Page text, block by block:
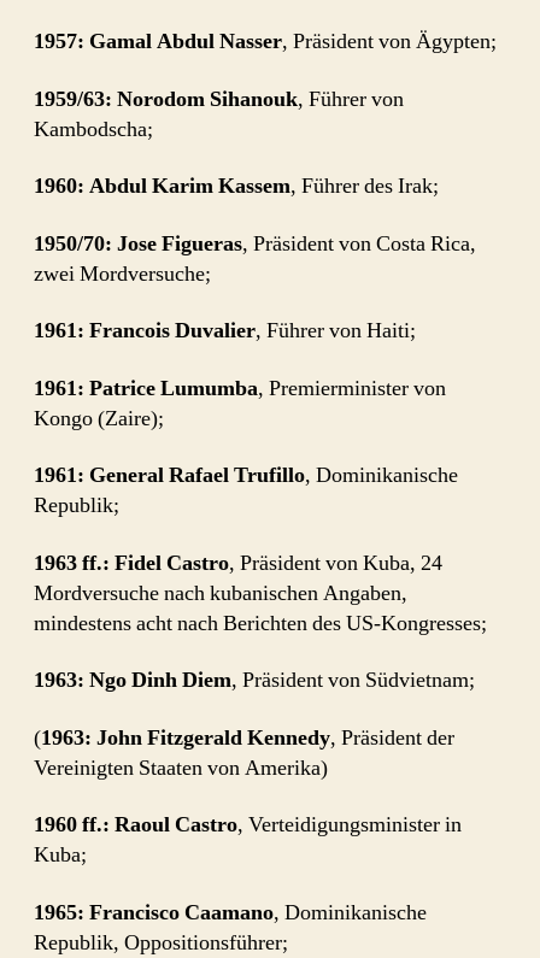
1957: Gamal Abdul Nasser, Präsident von Ägypten;
1959/63: Norodom Sihanouk, Führer von
Kambodscha;
1960: Abdul Karim Kassem, Führer des Irak;
1950/70: Jose Figueras, Präsident von Costa Rica,
zwei Mordversuche;
1961: Francois Duvalier, Führer von Haiti;
1961: Patrice Lumumba, Premierminister von
Kongo (Zaire);
1961: General Rafael Trufillo, Dominikanische
Republik;
1963 ff.: Fidel Castro, Präsident von Kuba, 24
Mordversuche nach kubanischen Angaben,
mindestens acht nach Berichten des US-Kongresses;
1963: Ngo Dinh Diem, Präsident von Südvietnam;
(1963: John Fitzgerald Kennedy, Präsident der
Vereinigten Staaten von Amerika)
1960 ff.: Raoul Castro, Verteidigungsminister in
Kuba;
1965: Francisco Caamano, Dominikanische
Republik, Oppositionsführer;